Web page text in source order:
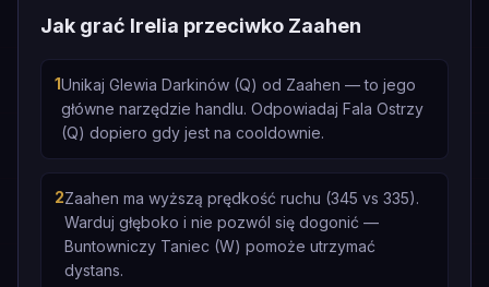
Jak grać Irelia przeciwko Zaahen
1Unikaj Glewia Darkinów (Q) od Zaahen — to jego
główne narzędzie handlu. Odpowiadaj Fala Ostrzy
(Q) dopiero gdy jest na cooldownie.
2Zaahen ma wyższą prędkość ruchu (345 vs 335).
Warduj głęboko i nie pozwól się dogonić —
Buntowniczy Taniec (W) pomoże utrzymać
dystans.